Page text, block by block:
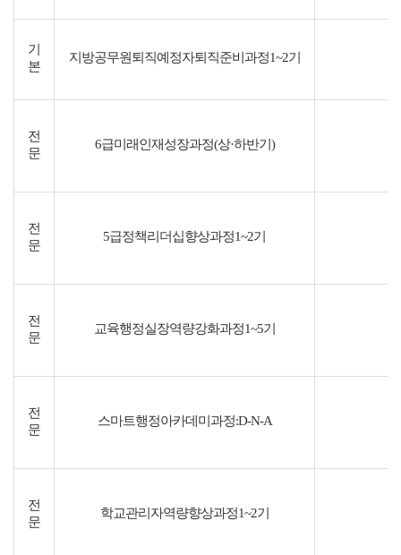
기
본
지방공무원퇴직예정자퇴직준비과정1~2기
전
문
6급미래인재성장과정(상·하반기)
전
문
5급정책리더십향상과정1~2기
전
문
교육행정실장역량강화과정1~5기
전
문
스마트행정아카데미과정:D-N-A
전
문
학교관리자역량향상과정1~2기